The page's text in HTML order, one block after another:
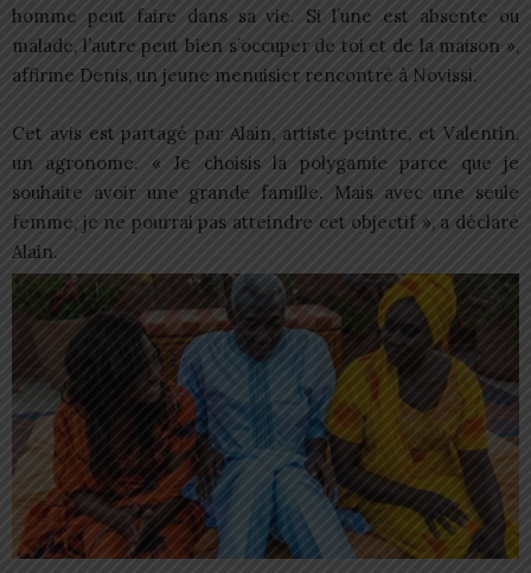
homme peut faire dans sa vie. Si l’une est absente ou
malade, l’autre peut bien s’occuper de toi et de la maison »,
affirme Denis, un jeune menuisier rencontré à Novissi.
Cet avis est partagé par Alain, artiste peintre, et Valentin,
un agronome. « Je choisis la polygamie parce que je
souhaite avoir une grande famille. Mais avec une seule
femme, je ne pourrai pas atteindre cet objectif », a déclaré
Alain.